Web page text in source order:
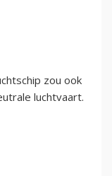
zou ook
luchtvaart.